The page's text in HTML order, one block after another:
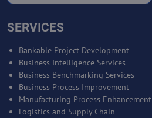
SERVICES
Bankable Project Development
Business Intelligence Services
Business Benchmarking Services
Business Process Improvement
Manufacturing Process Enhancement
Logistics and Supply Chain